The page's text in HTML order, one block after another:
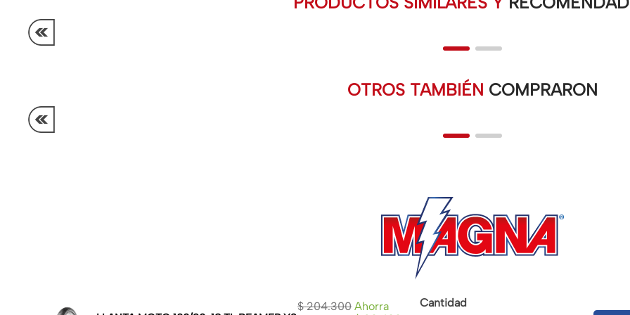
$ 204.300 Ahorra
Cantidad
OTROS TAMBIÉN COMPRARON
Nuestras tiendas